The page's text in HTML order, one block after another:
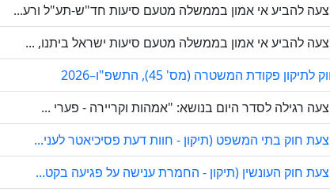
להביע אי אמון בממשלה מטעם סיעות חד"ש-תע"ל ורע...
להביע אי אמון בממשלה מטעם סיעות ישראל ביתנו, ...
לתיקון פקודת המשטרה (מס' 45), התשפ"ו–2026
רגילה לסדר היום בנושא: "אמהות וקריירה - פערי ...
חוק בתי המשפט (תיקון - חוות דעת פסיכיאטר לעני...
חוק העונשין (תיקון - החמרת ענישה על פגיעה בקט...